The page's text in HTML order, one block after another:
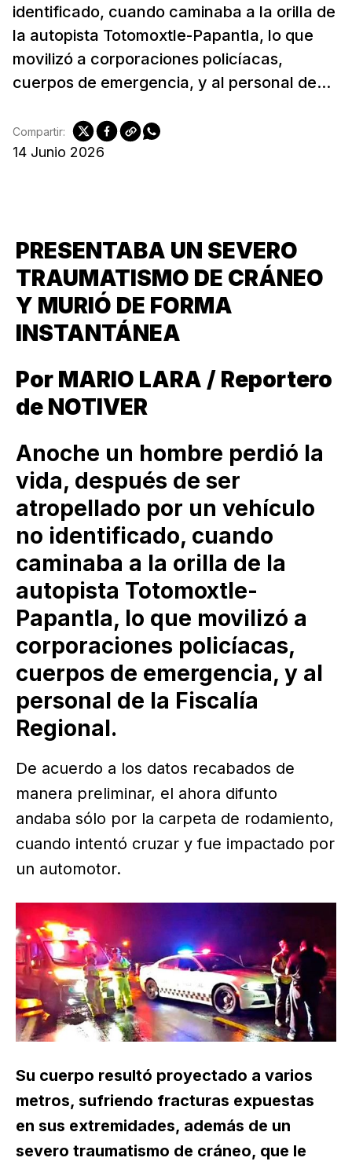
identificado, cuando caminaba a la orilla de
la autopista Totomoxtle-Papantla, lo que
movilizó a corporaciones policíacas,
cuerpos de emergencia, y al personal de...
14 Junio 2026
Compartir:
PRESENTABA UN SEVERO
TRAUMATISMO DE CRÁNEO
Y MURIÓ DE FORMA
INSTANTÁNEA
Por MARIO LARA / Reportero
de NOTIVER
Anoche un hombre perdió la
vida, después de ser
atropellado por un vehículo
no identificado, cuando
caminaba a la orilla de la
autopista Totomoxtle-
Papantla, lo que movilizó a
corporaciones policíacas,
cuerpos de emergencia, y al
personal de la Fiscalía
Regional.
De acuerdo a los datos recabados de
manera preliminar, el ahora difunto
andaba sólo por la carpeta de rodamiento,
cuando intentó cruzar y fue impactado por
un automotor.
Su cuerpo resultó proyectado a varios
metros, sufriendo fracturas expuestas
en sus extremidades, además de un
severo traumatismo de cráneo, que le